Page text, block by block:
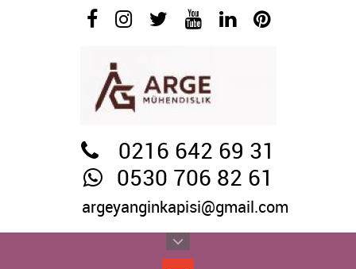
0216 642 69 31
0530 706 82 61
argeyanginkapisi@gmail.com